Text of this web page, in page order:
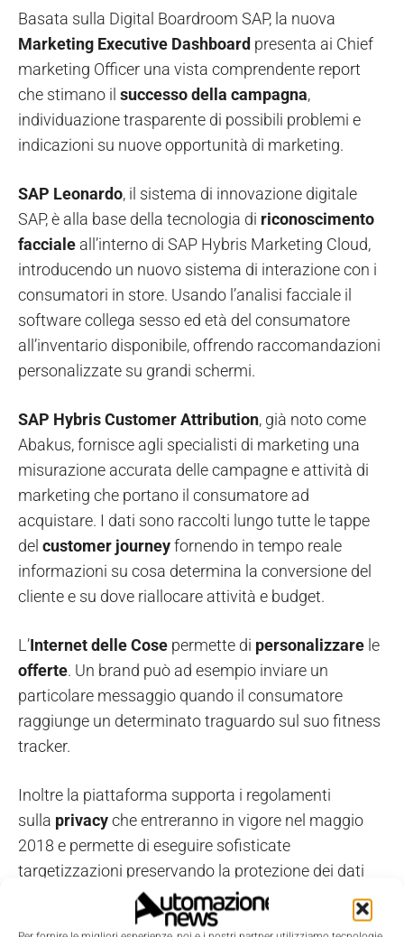
Basata sulla Digital Boardroom SAP, la nuova
Marketing Executive Dashboard presenta ai Chief
marketing Officer una vista comprendente report
che stimano il successo della campagna,
individuazione trasparente di possibili problemi e
indicazioni su nuove opportunità di marketing.
SAP Leonardo, il sistema di innovazione digitale
SAP, è alla base della tecnologia di riconoscimento
facciale all’interno di SAP Hybris Marketing Cloud,
introducendo un nuovo sistema di interazione con i
consumatori in store. Usando l’analisi facciale il
software collega sesso ed età del consumatore
all’inventario disponibile, offrendo raccomandazioni
personalizzate su grandi schermi.
SAP Hybris Customer Attribution, già noto come
Abakus, fornisce agli specialisti di marketing una
misurazione accurata delle campagne e attività di
marketing che portano il consumatore ad
acquistare. I dati sono raccolti lungo tutte le tappe
del customer journeyfornendo in tempo reale
informazioni su cosa determina la conversione del
cliente e su dove riallocare attività e budget.
L’Internet delle Cose permette di personalizzare le
offerte. Un brand può ad esempio inviare un
particolare messaggio quando il consumatore
raggiunge un determinato traguardo sul suo fitness
tracker.
Inoltre la piattaforma supporta i regolamenti
sulla privacyche entreranno in vigore nel maggio
2018 e permette di eseguire sofisticate
targetizzazioni preservando la protezione dei dati
dei consumatori.